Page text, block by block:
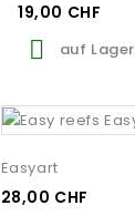
19,00 CHF
 auf Lager
Easyart
28,00 CHF